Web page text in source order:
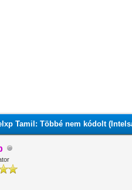
Tamil: Többé nem kódolt